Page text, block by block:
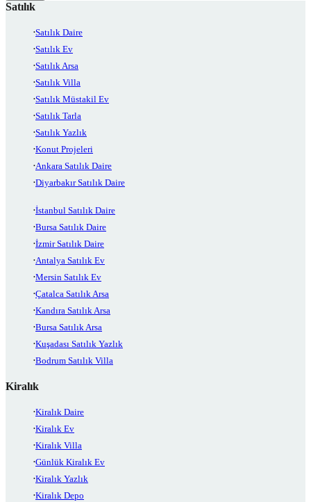
Satılık
Satılık Daire
Satılık Ev
Satılık Arsa
Satılık Villa
Satılık Müstakil Ev
Satılık Tarla
Satılık Yazlık
Konut Projeleri
Ankara Satılık Daire
Diyarbakır Satılık Daire
İstanbul Satılık Daire
Bursa Satılık Daire
İzmir Satılık Daire
Antalya Satılık Ev
Mersin Satılık Ev
Çatalca Satılık Arsa
Kandıra Satılık Arsa
Bursa Satılık Arsa
Kuşadası Satılık Yazlık
Bodrum Satılık Villa
Kiralık
Kiralık Daire
Kiralık Ev
Kiralık Villa
Günlük Kiralık Ev
Kiralık Yazlık
Kiralık Depo